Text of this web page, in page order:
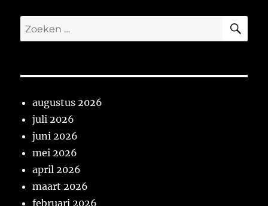
Zoeken
naar:
augustus 2026
juli 2026
juni 2026
mei 2026
april 2026
maart 2026
februari 2026